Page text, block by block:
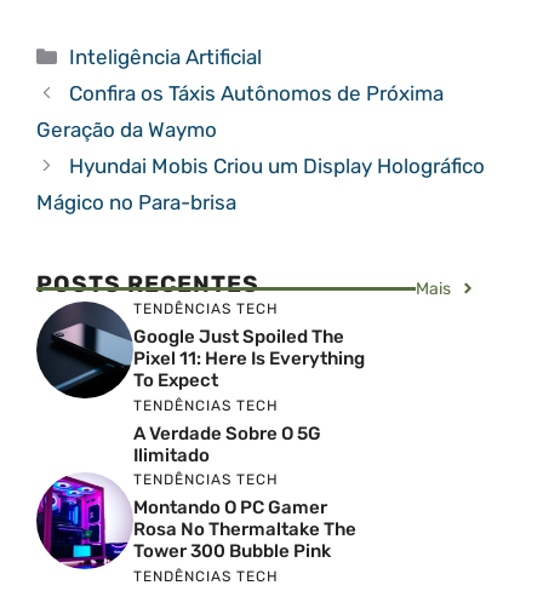
Categorias
Inteligência Artificial
Confira os Táxis Autônomos de Próxima
Geração da Waymo
Hyundai Mobis Criou um Display Holográfico
Mágico no Para-brisa
POSTS RECENTES Mais
TENDÊNCIAS TECH
Google Just Spoiled The
Pixel 11: Here Is Everything
To Expect
TENDÊNCIAS TECH
A Verdade Sobre O 5G
Ilimitado
TENDÊNCIAS TECH
Montando O PC Gamer
Rosa No Thermaltake The
Tower 300 Bubble Pink
TENDÊNCIAS TECH